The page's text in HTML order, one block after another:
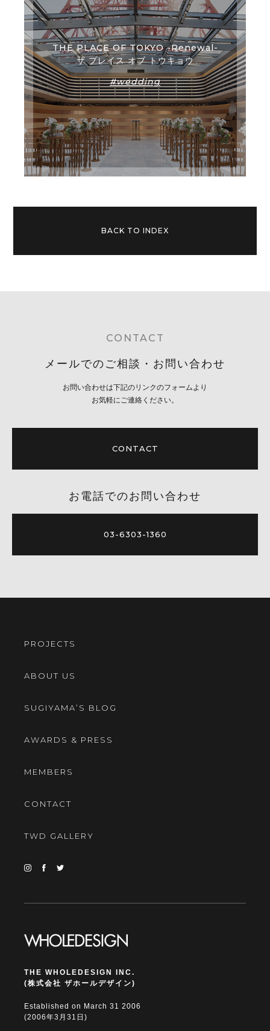
THE PLACE OF TOKYO -Renewal-
ザ プレイス オブ トウキョウ
#wedding
BACK TO INDEX
CONTACT
メールでのご相談・お問い合わせ
お問い合わせは下記のリンクのフォームより
お気軽にご連絡ください。
CONTACT
お電話でのお問い合わせ
03-6303-1360
PROJECTS
ABOUT US
SUGIYAMA’S BLOG
AWARDS & PRESS
MEMBERS
CONTACT
TWD GALLERY
THE WHOLEDESIGN INC.
(株式会社 ザホールデザイン)
Established on March 31 2006
(2006年3月31日)